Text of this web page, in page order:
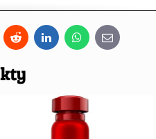
Reddit LinkedInWhatsApp
E-
mail